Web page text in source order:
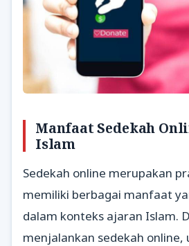
Manfaat Sedekah
Islam
Sedekah online merupakan
memiliki berbagai manfaat
dalam konteks ajaran Islam.
menjalankan sedekah online,